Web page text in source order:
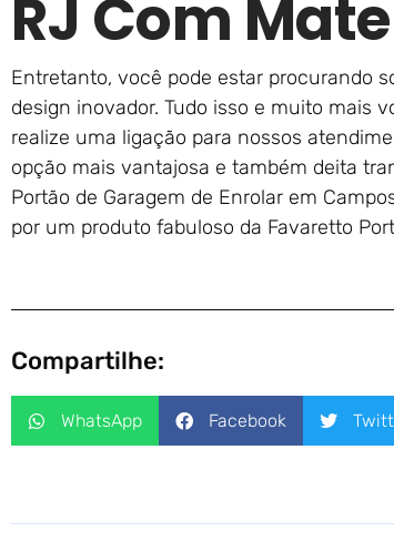
RJ Com
Entretanto, você pode estar procurando
design inovador. Tudo isso e muito mais
realize uma ligação para nossos
opção mais vantajosa e também deita
Portão de Garagem de Enrolar em
por um produto fabuloso da Favaretto
Compartilhe:
WhatsApp Facebook